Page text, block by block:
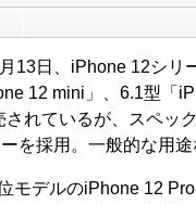
13日、iPhone 12シリ
12 mini」、6.1型「
されているが、スペッ
を採用。一般的な用
モデルのiPhone 12